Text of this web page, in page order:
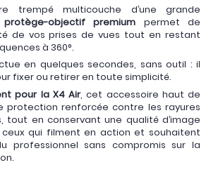
trempé multicouche d’une grande
protège-objectif premium permet de
de vos prises de vues tout en restant
à 360°.
en quelques secondes, sans outil : il
fixer ou retirer en toute simplicité.
pour la X4 Air, cet accessoire haut de
protection renforcée contre les rayures
tout en conservant une qualité d’image
qui filment en action et souhaitent
professionnel sans compromis sur la